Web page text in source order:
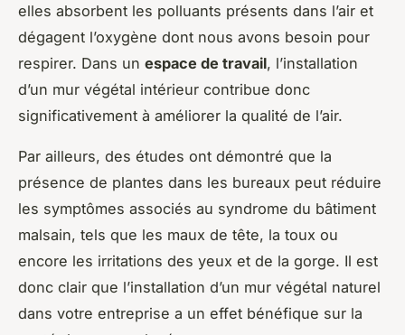
elles absorbent les polluants présents dans l’air et
dégagent l’oxygène dont nous avons besoin pour
respirer. Dans un espace de travail, l’installation
d’un mur végétal intérieur contribue donc
significativement à améliorer la qualité de l’air.
Par ailleurs, des études ont démontré que la
présence de plantes dans les bureaux peut réduire
les symptômes associés au syndrome du bâtiment
malsain, tels que les maux de tête, la toux ou
encore les irritations des yeux et de la gorge. Il est
donc clair que l’installation d’un mur végétal naturel
dans votre entreprise a un effet bénéfique sur la